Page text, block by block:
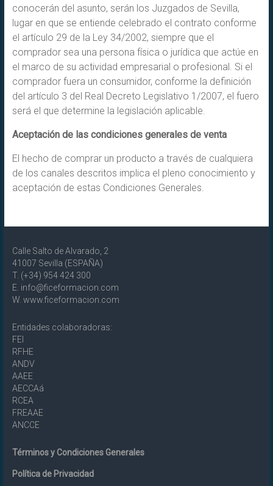
conocerán del asunto, serán los Juzgados de Sevilla,
lugar en que se entiende celebrado el contrato conforme
el artículo 29 de la Ley 34/2002, siempre que el
comprador sea una persona física o jurídica que actúe en
el marco de su actividad empresarial o profesional. Si el
comprador fuera un consumidor, conforme la definición
del artículo 3 del Real Decreto Legislativo 1/2007, el fuero
será el que determine la legislación aplicable.
Aceptación de las condiciones generales de venta
El hecho de comprar un producto a través de cualquiera
de los canales descritos implica el pleno conocimiento y
aceptación de estas Condiciones Generales.
Calle Salto de Alvarado, 2
41007 Sevilla (ESPAÑA)
T. (+34) 954 424 300
E. info@ficeformacion.com
W. www.ficeformacion.com
Entidades colaboradoras:
FEI
RFHE
ANDV
AAEE
AECCAá
RCEA
FREAAE
ANCCE
Términos y Condiciones Generales
Política de Privacidad